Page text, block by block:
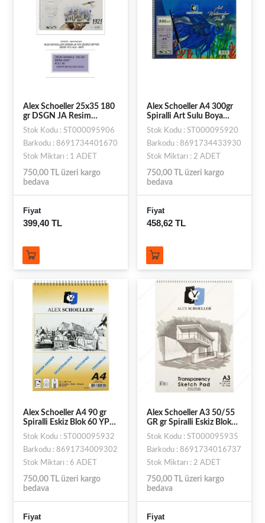
Alex Schoeller 25x35 180
gr DSGN JA Resim
Defteri Spiralli ALX-0670
Stok Kodu : ST000095906
Barkodu : 8691734401670
Stok Miktarı : 1 ADET
750,00 TL üzeri kargo
bedava
Fiyat
399,40 TL
Alex Schoeller A4 300gr
Spiralli Art Sulu Boya
Defteri 12li DFT.ALX-
3930
Stok Kodu : ST000095920
Barkodu : 8691734433930
Stok Miktarı : 2 ADET
750,00 TL üzeri kargo
bedava
Fiyat
458,62 TL
Alex Schoeller A4 90 gr
Spiralli Eskiz Blok 60 YP
ALX-820/48
Stok Kodu : ST000095932
Barkodu : 8691734009302
Stok Miktarı : 6 ADET
750,00 TL üzeri kargo
bedava
Fiyat
Alex Schoeller A3 50/55
GR gr Spiralli Eskiz Blok
30 YP ALX-863
Stok Kodu : ST000095935
Barkodu : 8691734016737
Stok Miktarı : 2 ADET
750,00 TL üzeri kargo
bedava
Fiyat